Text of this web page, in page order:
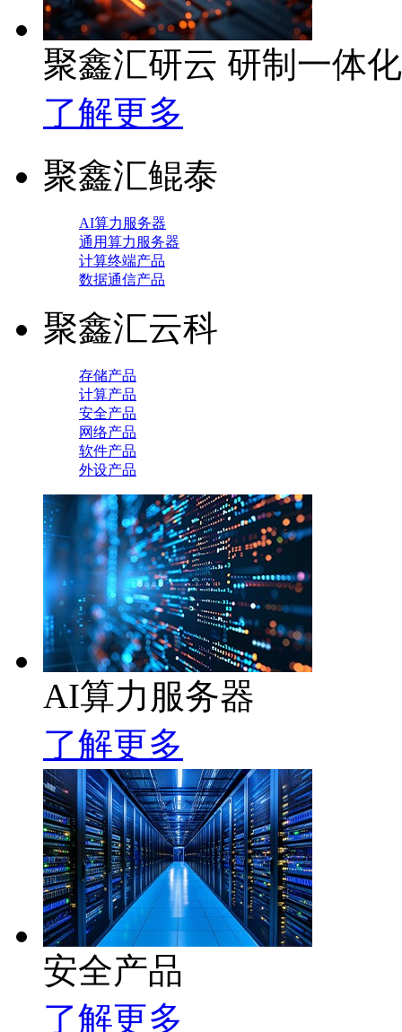
聚鑫汇研云 研制一体
了解更多
聚鑫汇鲲泰
AI算力服务器
通用算力服务器
计算终端产品
数据通信产品
聚鑫汇云科
存储产品
计算产品
安全产品
网络产品
软件产品
外设产品
AI算力服务器
了解更多
安全产品
了解更多